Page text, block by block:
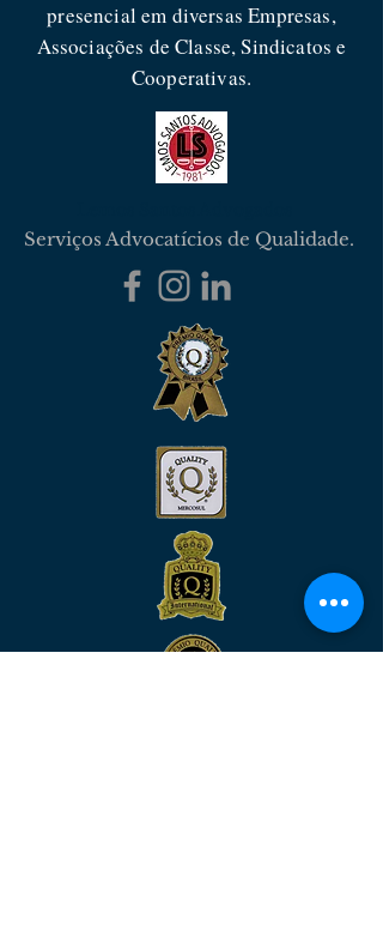
presencial em diversas Empresas,
Associações de Classe, Sindicatos e
Cooperativas.
Serviços Advocatícios de Qualidade.